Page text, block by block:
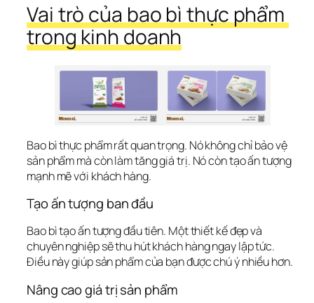
Vai trò của bao bì thực phẩm
trong kinh doanh
Bao bì thực phẩm rất quan trọng. Nó không chỉ bảo vệ
sản phẩm mà còn làm tăng giá trị. Nó còn tạo ấn tượng
mạnh mẽ với khách hàng.
Tạo ấn tượng ban đầu
Bao bì tạo ấn tượng đầu tiên. Một thiết kế đẹp và
chuyên nghiệp sẽ thu hút khách hàng ngay lập tức.
Điều này giúp sản phẩm của bạn được chú ý nhiều hơn.
Nâng cao giá trị sản phẩm